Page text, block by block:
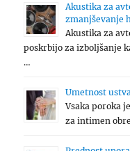
Akustika za
zmanjševanje
Akustika za
poskrbijo za izboljšanje
…
Umetnost
Vsaka poroka
za intimen